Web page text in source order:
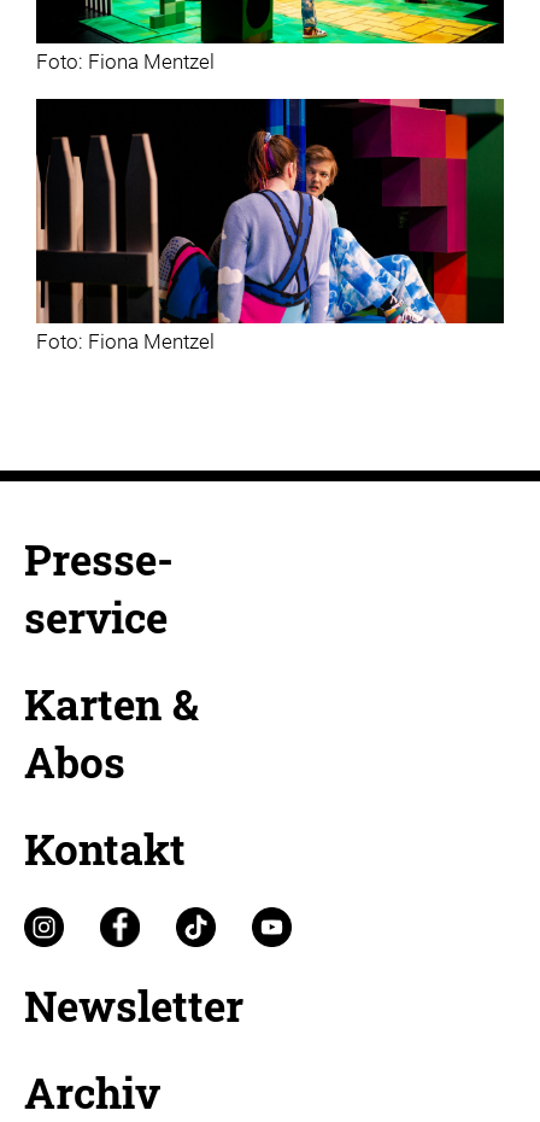
Foto: Fiona Mentzel
Foto: Fiona Mentzel
Presse-
service
Karten &
Abos
Kontakt
Newsletter
Archiv